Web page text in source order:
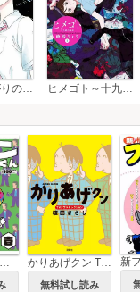
恋は雨上がりのように ヒメゴト～十九歳の制服～
新フリテンくん【DX版】 かりあげクン TVドラマセレクション
無料試し読み
新